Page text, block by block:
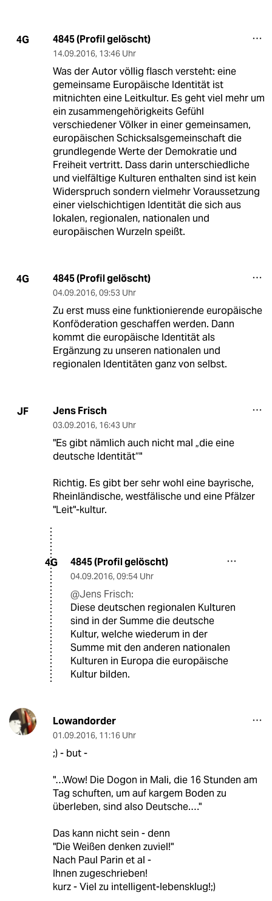
4G 4845 (Profil gelöscht)
14.09.2016, 13:46 Uhr
Was der Autor völlig flasch versteht: eine
gemeinsame Europäische Identität ist
mitnichten eine Leitkultur. Es geht viel mehr um
ein zusammengehörigkeits Gefühl
verschiedener Völker in einer gemeinsamen,
europäischen Schicksalsgemeinschaft die
grundlegende Werte der Demokratie und
Freiheit vertritt. Dass darin unterschiedliche
und vielfältige Kulturen enthalten sind ist kein
Widerspruch sondern vielmehr Voraussetzung
einer vielschichtigen Identität die sich aus
lokalen, regionalen, nationalen und
europäischen Wurzeln speißt.
4G 4845 (Profil gelöscht)
04.09.2016, 09:53 Uhr
Zu erst muss eine funktionierende europäische
Konföderation geschaffen werden. Dann
kommt die europäische Identität als
Ergänzung zu unseren nationalen und
regionalen Identitäten ganz von selbst.
JF Jens Frisch
03.09.2016, 16:43 Uhr
"Es gibt nämlich auch nicht mal „die eine
deutsche Identität“"
Richtig. Es gibt ber sehr wohl eine bayrische,
Rheinländische, westfälische und eine Pfälzer
"Leit"-kultur.
4G 4845 (Profil gelöscht)
04.09.2016, 09:54 Uhr
@Jens Frisch:
Diese deutschen regionalen Kulturen
sind in der Summe die deutsche
Kultur, welche wiederum in der
Summe mit den anderen nationalen
Kulturen in Europa die europäische
Kultur bilden.
Lowandorder
01.09.2016, 11:16 Uhr
;) - but -
"…Wow! Die Dogon in Mali, die 16 Stunden am
Tag schuften, um auf kargem Boden zu
überleben, sind also Deutsche.…"
Das kann nicht sein - denn
"Die Weißen denken zuviel!"
Nach Paul Parin et al -
Ihnen zugeschrieben!
kurz - Viel zu intelligent-lebensklug!;)